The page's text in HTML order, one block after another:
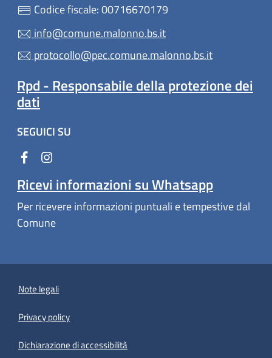
Codice fiscale: 00716670179
info@comune.malonno.bs.it
protocollo@pec.comune.malonno.bs.it
Rpd - Responsabile della protezione dei
dati
SEGUICI SU
Ricevi informazioni su Whatsapp
Per ricevere informazioni puntuali e tempestive dal
Comune
Note legali
Privacy policy
Dichiarazione di accessibilità